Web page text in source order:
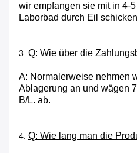
wir empfangen sie mit in 4-
Laborbad durch Eil
3. Q: Wie über die
A: Normalerweise nehmen
Ablagerung an und wägen
B/L. ab.
4. Q: Wie lang man die